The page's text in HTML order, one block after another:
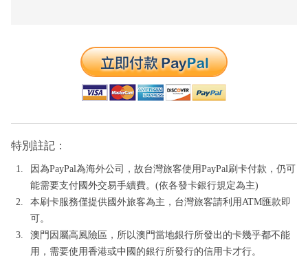
特別註記：
因為PayPal為海外公司，故台灣旅客使用PayPal刷卡付款，仍可
能需要支付國外交易手續費。(依各發卡銀行規定為主)
本刷卡服務僅提供國外旅客為主，台灣旅客請利用ATM匯款即
可。
澳門因屬高風險區，所以澳門當地銀行所發出的卡幾乎都不能
用，需要使用香港或中國的銀行所發行的信用卡才行。